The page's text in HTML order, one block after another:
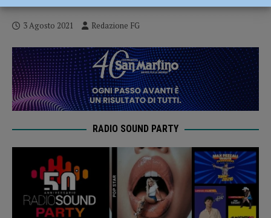
3 Agosto 2021 Redazione FG
RADIO SOUND PARTY